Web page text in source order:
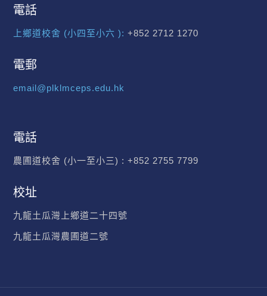
電話
上鄉道校舍 (小四至小六 ): +852 2712 1270
電郵
email@plklmceps.edu.hk
電話
農圃道校舍 (小一至小三) : +852 2755 7799
校址
九龍土瓜灣上鄉道二十四號
九龍土瓜灣農圃道二號